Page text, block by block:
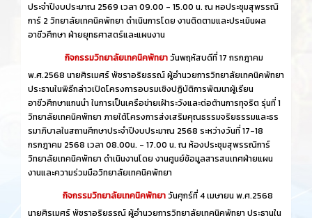
ประจำปีงบประมาณ 2569 เวลา 09.00 - 15.00 น. ณ หอประชุมสุพรรณิ
การ์ 2 วิทยาลัยเทคนิคพัทยา ดำเนินการโดย งานติดตามและประเมินผล
อาชีวศึกษา ฝ่ายยุทธศาสตร์และแผนงาน
กิจกรรมวิทยาลัยเทคนิคพัทยาวันพฤหัสบดีที่ 17 กรกฎาคม
พ.ศ.2568 นายศิรเมศร์ พัชราอริยธรณ์ ผู้อำนวยการวิทยาลัยเทคนิคพัทยา
ประธานในพิธีกล่าวเปิดโครงการอบรมเชิงปฏิบัติการพัฒนาผู้เรียน
อาชีวศึกษาแกนนำ ในการเป็นเครือข่ายเฝ้าระวังและต่อต้านการทุจริต รุ่นที่ 1
วิทยาลัยเทคนิคพัทยา ภายใต้โครงการส่งเสริมคุณธรรมจริยธรรมและธร
รมาภิบาลในสถานศึกษาประจำปีงบประมาณ 2568 ระหว่างวันที่ 17-18
กรกฎาคม 2568 เวลา 08.00น. - 17.00 น. ณ ห้องประชุมสุพรรณิการ์
วิทยาลัยเทคนิคพัทยา ดำเนินงานโดย งานศูนย์ข้อมูลสารสนเทศฝ่ายแผน
งานและความร่วมมือวิทยาลัยเทคนิคพัทยา
กิจกรรมวิทยาลัยเทคนิคพัทยาวันศุกร์ที่ 4 เมษายน พ.ศ.2568
นายศิรเมศร์ พัชราอริยธรณ์ ผู้อำนวยการวิทยาลัยเทคนิคพัทยา ประธานใน